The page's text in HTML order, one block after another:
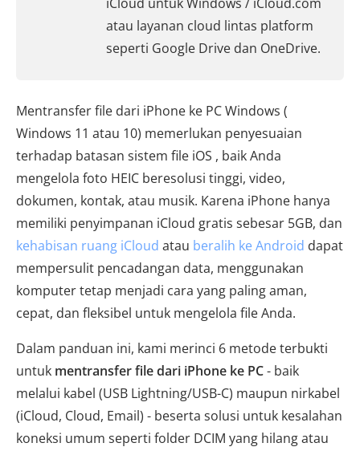
atau layanan cloud lintas platform
seperti Google Drive dan OneDrive.
Mentransfer file dari iPhone ke PC Windows (
Windows 11 atau 10) memerlukan penyesuaian
terhadap batasan sistem file iOS , baik Anda
mengelola foto HEIC beresolusi tinggi, video,
dokumen, kontak, atau musik. Karena iPhone hanya
memiliki penyimpanan iCloud gratis sebesar 5GB, dan
kehabisan ruang iCloud atau beralih ke Android dapat
mempersulit pencadangan data, menggunakan
komputer tetap menjadi cara yang paling aman,
cepat, dan fleksibel untuk mengelola file Anda.
Dalam panduan ini, kami merinci 6 metode terbukti
untuk mentransfer file dari iPhone ke PC- baik
melalui kabel (USB Lightning/USB-C) maupun nirkabel
(iCloud, Cloud, Email) - beserta solusi untuk kesalahan
koneksi umum seperti folder DCIM yang hilang atau